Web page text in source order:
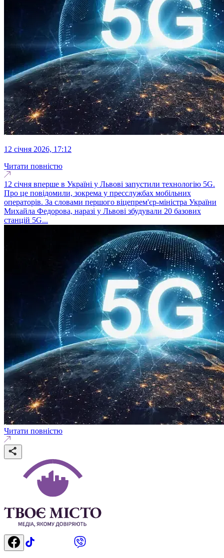
12 січня 2026, 17:12
Читати повністю
12 січня вперше в Україні у Львові запустили технологію 5G.
Про це повідомили, зокрема у пресслужбах мобільних
операторів. За словами першого віцепрем'єр-міністра України
Михайла Федорова, наразі у Львові збудували 20 базових
станцій 5G...
Читати повністю